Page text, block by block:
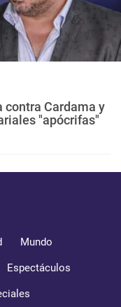
contra Cardama y
"apócrifas"
Mundo
Espectáculos